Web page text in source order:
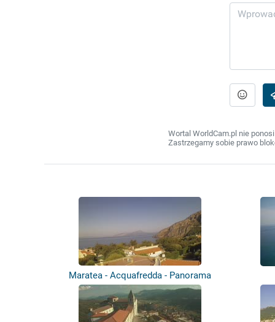
Wortal WorldCam.pl nie
Zastrzegamy sobie prawo
Maratea - Acquafredda - Panorama